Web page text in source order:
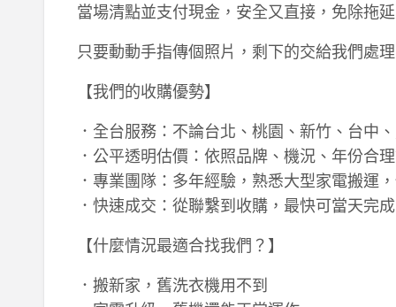
當場清點並支付現金，安全又直接，免除拖
只要動動手指傳個照片，剩下的交給我們處
【我們的收購優勢】
．全台服務：不論台北、桃園、新竹、台中
．公平透明估價：依照品牌、機況、年份合
．專業團隊：多年經驗，熟悉大型家電搬運
．快速成交：從聯繫到收購，最快可當天完
【什麼情況最適合找我們？】
．搬新家，舊洗衣機用不到